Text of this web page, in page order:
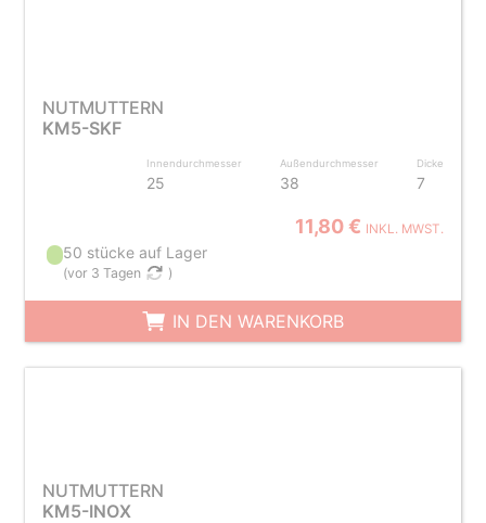
NUTMUTTERN
KM5-SKF
Innendurchmesser
25
Außendurchmesser
38
Dicke
7
11,80 € INKL. MWST.
50 stücke auf Lager
(vor 3 Tagen )
IN DEN WARENKORB
NUTMUTTERN
KM5-INOX